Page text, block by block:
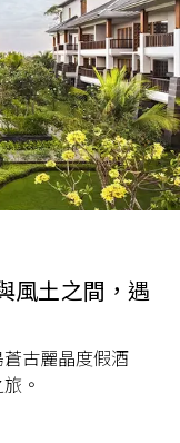
風土之間，遇
古麗晶度假酒
。